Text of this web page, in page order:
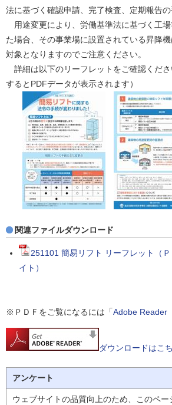
法に基づく確認申請、完了検査、定期報告の
用途変更により、労働基準法に基づく工
た場合、その事業場に設置されている昇降
対象となりますのでご注意ください。
詳細は以下のリーフレットをご確認くだ
するとPDFデータが表示されます）
関連ファイルダウンロード
251101 簡易リフト リーフレット（
イト）
※ＰＤＦをご覧になるには「Adobe Reader
ダウンロードはこ
アンケート
ウェブサイトの品質向上のため、このペ